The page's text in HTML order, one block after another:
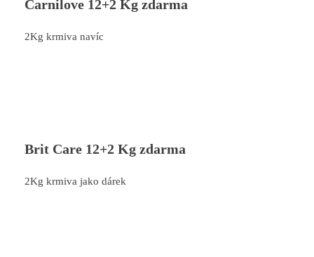
Carnilove 12+2 Kg zdarma
2Kg krmiva navíc
Brit Care 12+2 Kg zdarma
2Kg krmiva jako dárek